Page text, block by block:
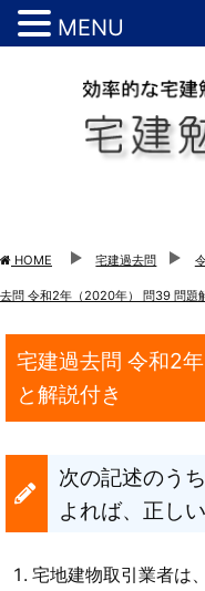
HOME 宅建過去問
去問 令和2年（2020年） 問39 問題
宅建過去問 令和2
と解説付き
次の記述のう
よれば、正し
宅地建物取引業者は
MENU